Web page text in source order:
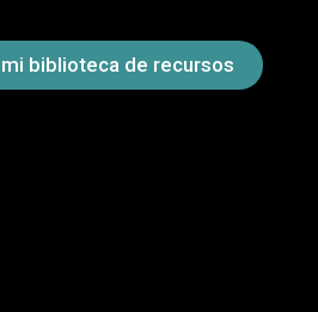
biblioteca de recursos